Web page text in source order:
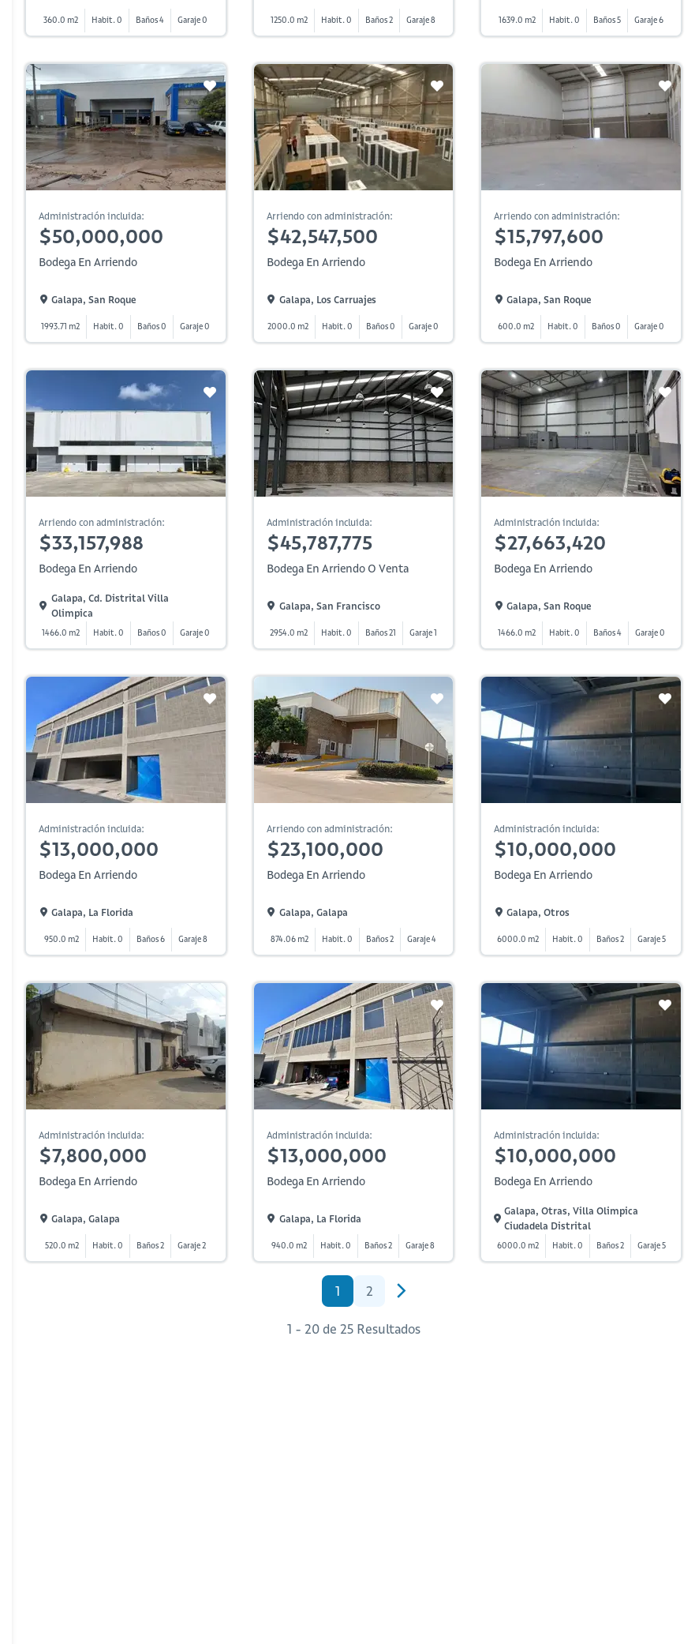
360.0 m2 Habit. 0 Baños 4 Garaje 0 1250.0 m2 Habit. 0 Baños 2 Garaje 8 1639.0 m2 Habit. 0 Baños 5 Garaje 6
Administración incluida:
$50,000,000
Bodega En Arriendo
Galapa, San Roque
1993.71 m2 Habit. 0 Baños 0 Garaje 0
Arriendo con administración:
$42,547,500
Bodega En Arriendo
Galapa, Los Carruajes
2000.0 m2 Habit. 0 Baños 0 Garaje 0
Arriendo con administración:
$15,797,600
Bodega En Arriendo
Galapa, San Roque
600.0 m2 Habit. 0 Baños 0 Garaje 0
Arriendo con administración:
$33,157,988
Bodega En Arriendo
Galapa, Cd. Distrital Villa
Olimpica
1466.0 m2 Habit. 0 Baños 0 Garaje 0
Administración incluida:
$45,787,775
Bodega En Arriendo O Venta
Galapa, San Francisco
2954.0 m2 Habit. 0 Baños 21 Garaje 1
Administración incluida:
$27,663,420
Bodega En Arriendo
Galapa, San Roque
1466.0 m2 Habit. 0 Baños 4 Garaje 0
Administración incluida:
$13,000,000
Bodega En Arriendo
Galapa, La Florida
950.0 m2 Habit. 0 Baños 6 Garaje 8
Arriendo con administración:
$23,100,000
Bodega En Arriendo
Galapa, Galapa
874.06 m2 Habit. 0 Baños 2 Garaje 4
Administración incluida:
$10,000,000
Bodega En Arriendo
Galapa, Otros
6000.0 m2 Habit. 0 Baños 2 Garaje 5
Administración incluida:
$7,800,000
Bodega En Arriendo
Galapa, Galapa
520.0 m2 Habit. 0 Baños 2 Garaje 2
Administración incluida:
$13,000,000
Bodega En Arriendo
Galapa, La Florida
940.0 m2 Habit. 0 Baños 2 Garaje 8
Administración incluida:
$10,000,000
Bodega En Arriendo
Galapa, Otras, Villa Olimpica
Ciudadela Distrital
6000.0 m2 Habit. 0 Baños 2 Garaje 5
1 2
1 - 20 de 25 Resultados